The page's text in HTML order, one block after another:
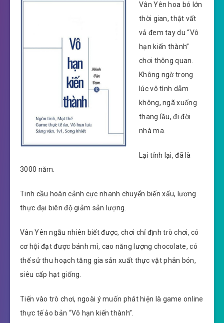
Vân Yên hoa bó lớn
thời gian, thật vất
vả đem tay du “Vô
hạn kiến thành”
chơi thông quan.
Không ngờ trong
lúc vô tình dẫm
không, ngã xuống
thang lầu, đi đời
nhà ma.
Lại tỉnh lại, đã là
3000 năm.
Tinh cầu hoàn cảnh cực nhanh chuyển biến xấu, lương
thực đại biên độ giảm sản lượng.
Vân Yên ngẫu nhiên biết được, chơi chỉ định trò chơi, có
cơ hội đạt được bánh mì, cao năng lượng chocolate, có
thể sử thu hoạch tăng gia sản xuất thực vật phân bón,
siêu cấp hạt giống.
Tiến vào trò chơi, ngoài ý muốn phát hiện là game online
thực tế ảo bản “Vô hạn kiến thành”.